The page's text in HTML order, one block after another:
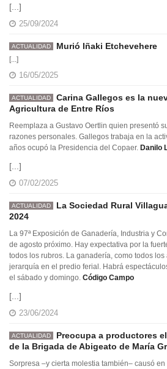
[...]
25/09/2024
ACTUALIDAD Murió Iñaki Etchevehere
[...]
16/05/2025
ACTUALIDAD
Carina Gallegos es la
Agricultura de Entre Ríos
Reemplaza a Gustavo Oertlin quien presentó
razones personales. Gallegos trabaja en la
años ocupó la Presidencia del Copaer. Danilo
[...]
07/02/2025
ACTUALIDAD
La Sociedad Rural
2024
La 97ª Exposición de Ganadería, Industria y
de agosto próximo. Hay expectativa por la
todos los rubros. La ganadería, como todos
jerarquía en el predio ferial. Habrá
el sábado y domingo. Código Campo
[...]
23/06/2024
ACTUALIDAD
Preocupa a productores
de la Brigada de Abigeato de María
Sorpresa –y cierta molestia también– causó